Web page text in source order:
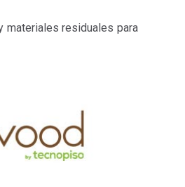
materiales residuales para